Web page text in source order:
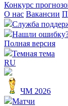
Конкурс
О нас Вакансии
Служба
Нашли
Полная версия
Темная тема
RU
ЧМ 2026
Матчи